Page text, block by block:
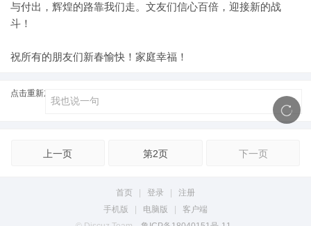
与付出，辉煌的路靠我们走。文友们信心百倍，迎接新的战
斗！
祝所有的朋友们新春愉快！家庭幸福！
点击重新加载
上一页 第2页 下一页
首页 登录
注册
手机版
电脑版
客户端